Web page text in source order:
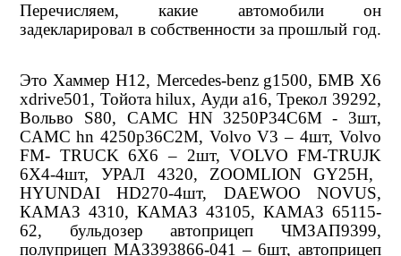
Перечисляем, какие автомобили он
задекларировал в собственности за прошлый год.
ЭтоХаммер Н12, Mercedes-benz g1500, БМВ Х6
xdrive501, Тойота hilux, Ауди а16, Трекол 39292,
Вольво S80, CAMC HN3250P34C6M - 3шт,
CAMC hn 4250p36C2M,Volvo V3 – 4шт, Volvo
FM- TRUCK6X6 – 2шт,VOLVO FM-TRUJK
6X4-4шт, УРАЛ 4320, ZOOMLION GY25H,
HYUNDAI
HD270-4шт, DAEWOO NOVUS,
КАМАЗ 4310, КАМАЗ 43105, КАМАЗ 65115-
62, бульдозер автоприцеп ЧМЗАП9399,
полуприцеп МАЗ393866-041 – 6шт, автоприцеп